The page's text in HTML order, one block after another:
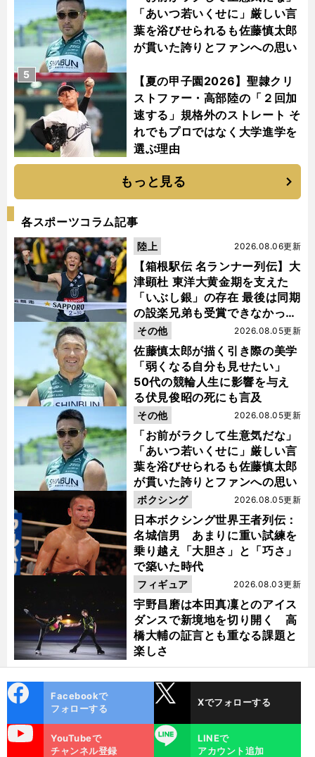
「あいつ若いくせに」厳しい言
葉を浴びせられるも佐藤慎太郎
が貫いた誇りとファンへの思い
【夏の甲子園2026】聖隷クリ
ストファー・高部陸の「２回加
速する」規格外のストレート そ
れでもプロではなく大学進学を
選ぶ理由
5
もっと見る
各スポーツコラム記事
【箱根駅伝 名ランナー列伝】大
津顕杜 東洋大黄金期を支えた
「いぶし銀」の存在 最後は同期
の設楽兄弟も受賞できなかった
金栗杯に輝く
2026.08.06更新
陸上
佐藤慎太郎が描く引き際の美学
「弱くなる自分も見せたい」
50代の競輪人生に影響を与え
る伏見俊昭の死にも言及
2026.08.05更新
その他
「お前がラクして生意気だな」
「あいつ若いくせに」厳しい言
葉を浴びせられるも佐藤慎太郎
が貫いた誇りとファンへの思い
2026.08.05更新
その他
日本ボクシング世界王者列伝：
名城信男 あまりに重い試練を
乗り越え「大胆さ」と「巧さ」
で築いた時代
2026.08.05更新
ボクシング
宇野昌磨は本田真凜とのアイス
ダンスで新境地を切り開く 高
橋大輔の証言とも重なる課題と
楽しさ
2026.08.03更新
フィギュア
ok
Facebookで
フォローする
Xでフォローする
YouTubeで
チャンネル登録
LINE
LINEで
アカウント追加